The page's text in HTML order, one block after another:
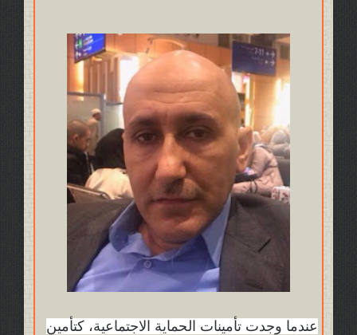
عندما وجدت تأمينات الحماية الاجتماعية، كتأمين